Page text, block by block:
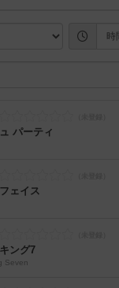
パーティ
ェイス
ング7
Seven